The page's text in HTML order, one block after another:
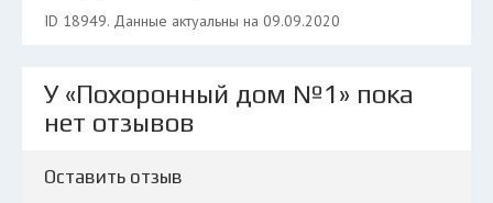
ID 18949. Данные актуальны на 09.09.2020
У «Похоронный дом №1» пока
нет отзывов
Оставить отзыв